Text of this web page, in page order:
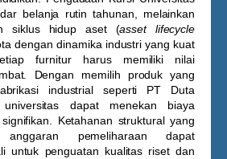
belanja rutin tahunan, melainkan
siklus hidup aset (asset lifecycle
dengan dinamika industri yang kuat
furnitur harus memiliki nilai
Dengan memilih produk yang
industrial seperti PT Duta
dapat menekan biaya
Ketahanan struktural yang
pemeliharaan dapat
untuk penguatan kualitas riset dan